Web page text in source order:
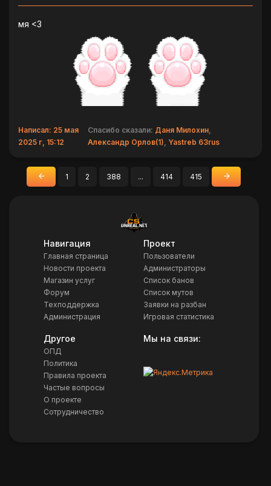
мя <3
Написал: 25 мая
2025 г, 15:12
Спасибо сказали: Даня Милохин,
Александр Орлов(1) Yastreb 63rus
« 1 2 388 ... 414 415 »
Навигация
Главная страница
Новости проекта
Магазин услуг
Форум
Техподдержка
Администрация
Проект
Пользователи
Администраторы
Список банов
Список мутов
Заявки на разбан
Игровая статистика
Другое
ОПД
Политика
Правила проекта
Частые вопросы
О проекте
Сотрудничество
Мы на связи: